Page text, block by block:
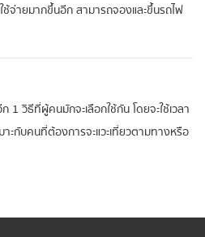
ใช้จ่ายมากขึ้นอีก สามารถจองและขึ้นรถไฟ
1 วิธีที่ผู้คนมักจะเลือกใช้กัน โดยจะใช้เวลา
ะกับคนที่ต้องการจะแวะเที่ยวตามทางหรือ